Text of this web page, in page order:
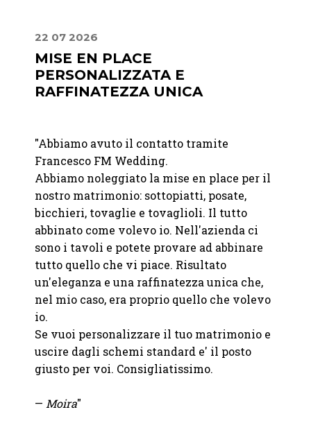
22 07 2026
MISE EN PLACE
PERSONALIZZATA E
RAFFINATEZZA UNICA
"Abbiamo avuto il contatto tramite
Francesco FM Wedding.
Abbiamo noleggiato la mise en place per il
nostro matrimonio: sottopiatti, posate,
bicchieri, tovaglie e tovaglioli. Il tutto
abbinato come volevo io. Nell'azienda ci
sono i tavoli e potete provare ad abbinare
tutto quello che vi piace. Risultato
un'eleganza e una raffinatezza unica che,
nel mio caso, era proprio quello che volevo
io.
Se vuoi personalizzare il tuo matrimonio e
uscire dagli schemi standard e' il posto
giusto per voi. Consigliatissimo.
— Moira"